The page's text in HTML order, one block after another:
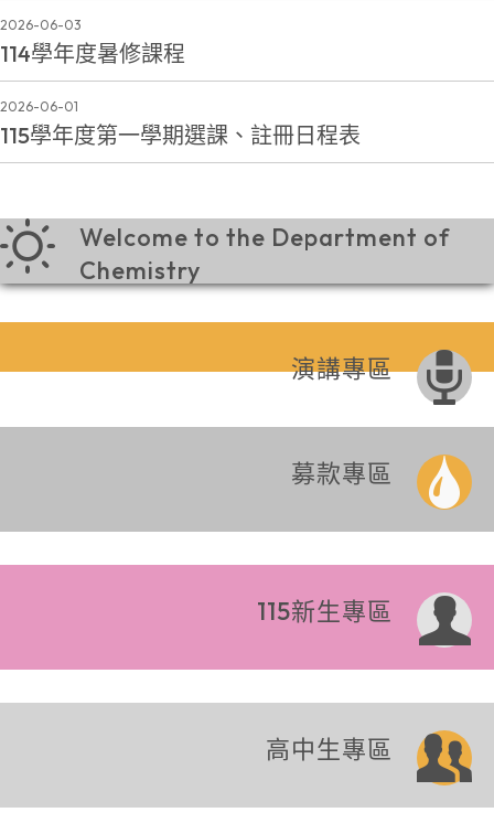
2026-06-03
114學年度暑修課程
2026-06-01
115學年度第一學期選課、註冊日程表
Welcome to the Department of
Chemistry
演講專區
募款專區
115新生專區
高中生專區